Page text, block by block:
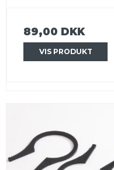
89,00 DKK
VIS PRODUKT